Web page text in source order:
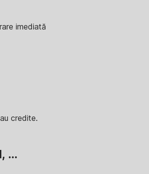
imediată
credite.
…